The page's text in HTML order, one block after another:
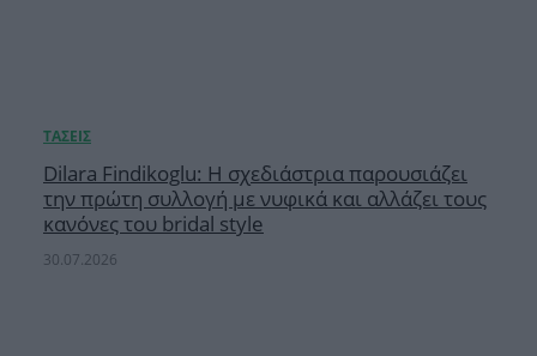
Dilara Findikoglu: Η σχεδιάστρια παρουσιάζει
την πρώτη συλλογή με νυφικά και αλλάζει τους
κανόνες του bridal style
30.07.2026